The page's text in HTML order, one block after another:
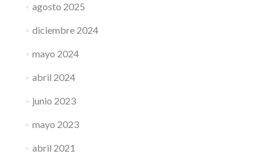
agosto 2025
diciembre 2024
mayo 2024
abril 2024
junio 2023
mayo 2023
abril 2021